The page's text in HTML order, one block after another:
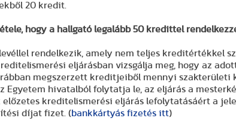
20 kredit.
hogy a hallgató legalább 50 kredittel
rendelkezik, amely nem teljes kreditértékkel
eljárásban vizsgálja meg, hogy az
megszerzett kreditjeiből mennyi szakterületi
Egyetem hivatalból folytatja le, az eljárás a
kreditelismerési eljárás lefolytatásáért a
díjat fizet. (bankkártyás fizetés itt)